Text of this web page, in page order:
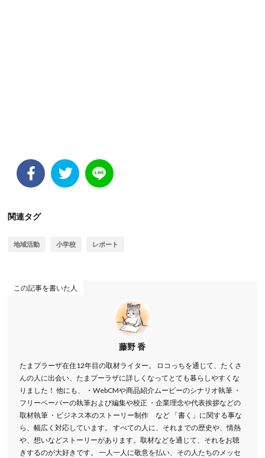
関連タグ
地域活動 小学校 レポート
この記事を書いた人
藤野 香
たまプラーザ在住12年目の取材ライター。 ロコっちを通じて、たくさ
んの人に出会い、たまプーラザに詳しくなってとても暮らしやすくな
りました！ 他にも、 ・WebCMや商品紹介ムービーのシナリオ執筆 ・
フリーペーパーの執筆および編集や校正 ・企業理念や代表挨拶などの
取材執筆 ・ビジネス本のストーリー制作 など 「書く」に関する事な
ら、幅広く対応しています。 すべての人に、それまでの歴史や、情熱
や、想いなどストーリーがあります。取材などを通じて、それをお聴
きするのが大好きです。 一人一人に敬意を払い、その人たちのメッセ